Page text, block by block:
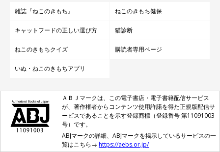
雑誌『ねこのきもち』 ねこのきもち健保
キャットフードの正しい選び方 猫診断
ねこのきもちクイズ 購読者専用ページ
いぬ・ねこのきもちアプリ
ＡＢＪマークは、この電子書店・電子書籍配信サービス
が、著作権者からコンテンツ使用許諾を得た正規版配信サ
ービスであることを示す登録商標（登録番号 第11091003
号）です。
ABJマークの詳細、ABJマークを掲示しているサービスの一
覧はこちら→ https://aebs.or.jp/